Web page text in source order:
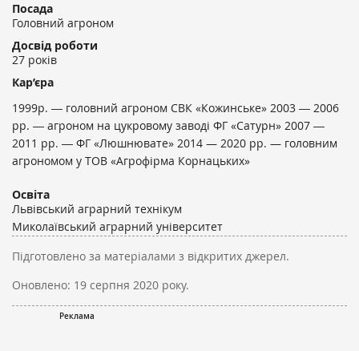
Посада
Головний агроном
Досвід роботи
27 років
Кар’єра
1999р. ― головний агроном СВК «Кожинське» 2003 ― 2006
рр. ― агроном на цукровому заводі ФГ «Сатурн» 2007 ―
2011 рр. ― ФГ «Люшнювате» 2014 — 2020 рр. — головним
агрономом у ТОВ «Агрофірма Корнацьких»
Освіта
Львівський аграрний технікум
Миколаївський аграрний університет
Підготовлено за матеріалами з відкритих джерел.
Оновлено: 19 серпня 2020 року.